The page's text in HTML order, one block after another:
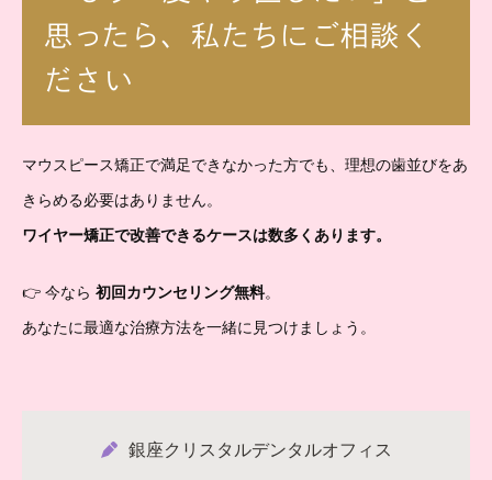
思ったら、私たちにご相談く
ださい
マウスピース矯正で満足できなかった方でも、理想の歯並びをあ
きらめる必要はありません。
ワイヤー矯正で改善できるケースは数多くあります。
👉 今なら 初回カウンセリング無料。
あなたに最適な治療方法を一緒に見つけましょう。
銀座クリスタルデンタルオフィス